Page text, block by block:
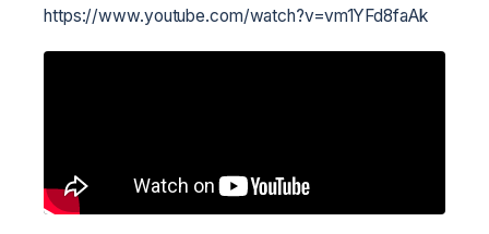
https://www.youtube.com/watch?v=vm1YFd8faAk